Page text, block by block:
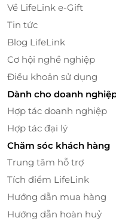
Tiện ích và dịch vụ
Khách sạn cung cấp
Về LifeLink e-Gift
Tin tức
Blog LifeLink
Cơ hội nghề nghiệp
Điều khoản sử dụng
Dành cho doanh
Hợp tác doanh nghiệp
Hợp tác đại lý
Chăm sóc khách hàng
Trung tâm hỗ trợ
Tích điểm LifeLink
Hướng dẫn mua hàng
Hướng dẫn hoàn huỷ